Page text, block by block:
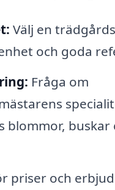
Välj en
och goda
Fråga om
blommor, buskar
priser och